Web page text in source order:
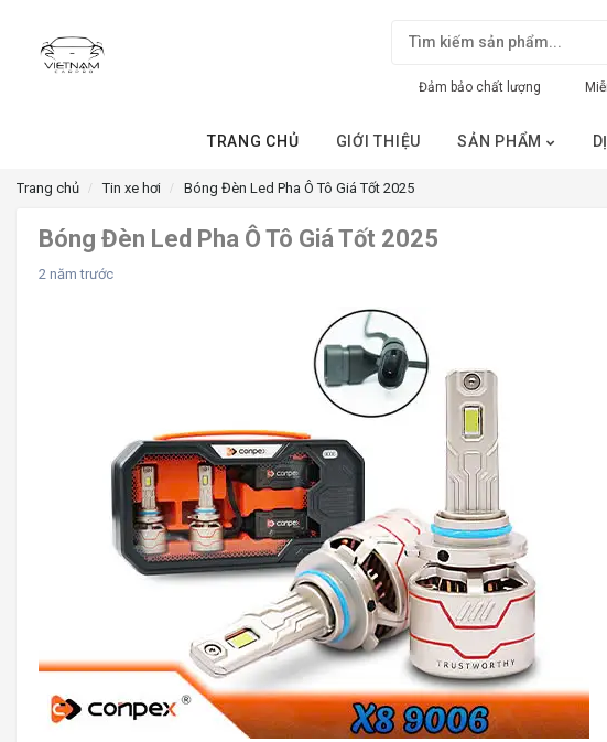
Đảm bảo chất lượng
TRANG CHỦ GIỚI THIỆU SẢN PHẨM
Trang chủ Tin xe hơi Bóng Đèn Led Pha Ô Tô​ Giá Tốt 2025
Bóng Đèn Led Pha Ô Tô​ Giá Tốt 2025
2 năm trước